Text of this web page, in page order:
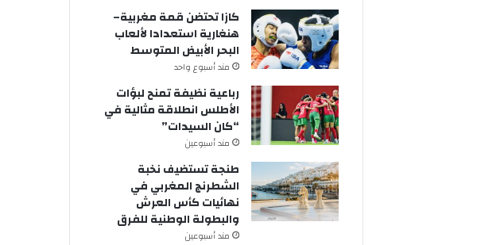
كازا تحتضن قمة مغربية–
هنغارية استعدادا لألعاب
البحر الأبيض المتوسط
مند أسبوع واحد
رباعية نظيفة تمنح لبؤات
الأطلس انطلاقة مثالية في
“كان السيدات”
مند أسبوعين
طنجة تستضيف نخبة
الشطرنج المغربي في
نهائيات كأس العرش
والبطولة الوطنية للفرق
مند أسبوعين